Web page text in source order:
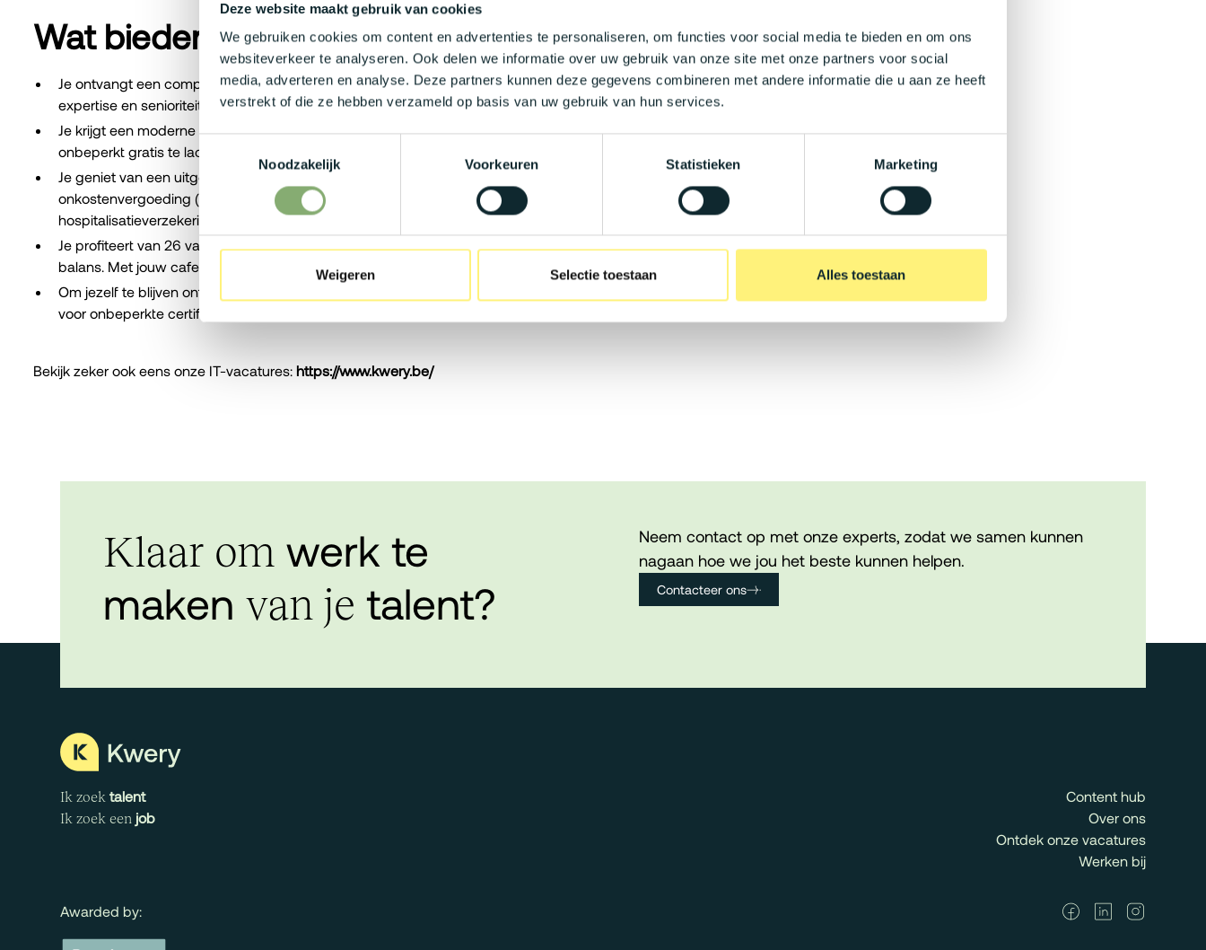
Deze website maakt gebruik van cookies
We gebruiken cookies om content en advertenties te personaliseren, om functies voor social media te bieden en om ons
websiteverkeer te analyseren. Ook delen we informatie over uw gebruik van onze site met onze partners voor social
media, adverteren en analyse. Deze partners kunnen deze gegevens combineren met andere informatie die u aan ze heeft
verstrekt of die ze hebben verzameld op basis van uw gebruik van hun services.
Noodzakelijk
Voorkeuren Statistieken Marketing
Weigeren Selectie toestaan Alles toestaan
Wat bieden zij jou?
Je ontvangt een competitief brutosalaris tussen €4.500 en €5.500, volledig afgestemd op jouw
expertise en senioriteit.
Je krijgt een moderne bedrijfswagen met een nationale laadkaart en de mogelijkheid om
onbeperkt gratis te laden op de bedrijfssite.
Je geniet van een uitgebreid pakket met maaltijdcheques (€ 8/dag) en een netto
onkostenvergoeding (€ 125/maand). Ook ben je uitstekend verzekerd via een groeps- en
hospitalisatieverzekering en kunt je pakket verder personaliseren via een flexibel cafetariaplan.
Je profiteert van 26 vakantiedagen, glijtijden en 2 dagen thuiswerk voor een optimale work-life
balans. Met jouw cafetariaplan kan je bovendien extra vakantiedagen verkrijgen!
Om jezelf te blijven ontwikkelen zijn er verschillende mogelijkheden: van een eigen academie
voor onbeperkte certificeringen tot externe trainingen. Zo sta je nooit stil!
Bekijk zeker ook eens onze IT-vacatures: https://www.kwery.be/
Klaar om werk te
makenvan je talent?
Neem contact op met onze experts, zodat we samen kunnen
nagaan hoe we jou het beste kunnen helpen.
Contacteer ons
Ik zoek talent
Ik zoek een job
Content hub
Over ons
Ontdek onze vacatures
Werken bij
Awarded by: